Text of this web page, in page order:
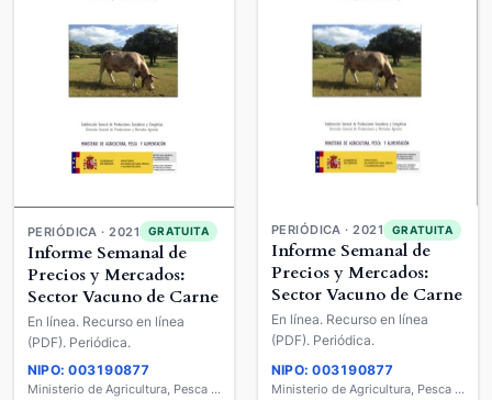
PERIÓDICA · 2021 GRATUITA
Informe Semanal de
Precios y Mercados:
Sector Vacuno de Carne
En línea. Recurso en línea
(PDF). Periódica.
NIPO: 003190877
Ministerio de Agricultura, Pesca y Alimentación
PERIÓDICA · 2021 GRATUITA
Informe Semanal de
Precios y Mercados:
Sector Vacuno de Carne
En línea. Recurso en línea
(PDF). Periódica.
NIPO: 003190877
Ministerio de Agricultura, Pesca y Alimentación